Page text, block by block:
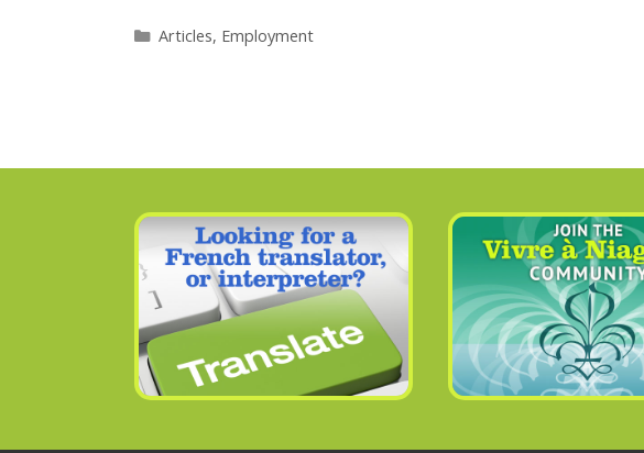
Categories
Articles, Employment